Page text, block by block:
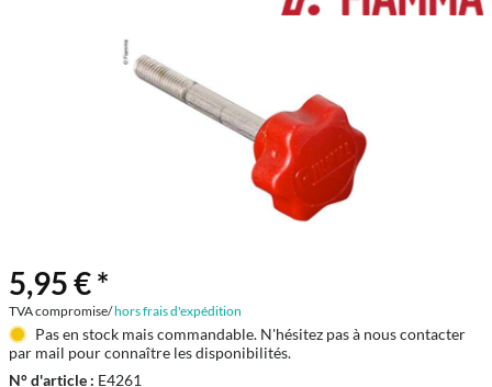
5,95 € *
TVA compromise/hors frais d'expédition
Pas en stock mais commandable. N'hésitez pas à nous contacter
par mail pour connaître les disponibilités.
N° d'article : E4261